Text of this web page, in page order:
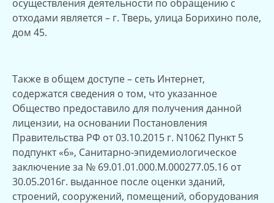
осуществления деятельности по обращению с
отходами является – г. Тверь, улица Борихино поле,
дом 45.
Также в общем доступе – сеть Интернет,
содержатся сведения о том, что указанное
Общество предоставило для получения данной
лицензии, на основании Постановления
Правительства РФ от 03.10.2015 г. N1062 Пункт 5
подпункт «6», Санитарно-эпидемиологическое
заключение за № 69.01.01.000.М.000277.05.16 от
30.05.2016г. выданное после оценки зданий,
строений, сооружений, помещений, оборудования